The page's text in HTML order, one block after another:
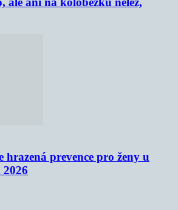
hrazená prevence pro ženy u